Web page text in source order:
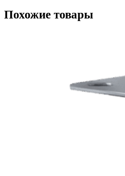
Похожие товары